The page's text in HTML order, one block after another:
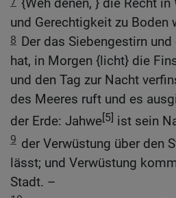
{Weh denen, } die Recht
und Gerechtigkeit zu Boden
8 Der das Siebengestirn
hat, in Morgen {licht} die
und den Tag zur Nacht
des Meeres ruft und es
der Erde: Jahwe[5] ist sein
9 der Verwüstung über den
lässt; und Verwüstung
Stadt. –